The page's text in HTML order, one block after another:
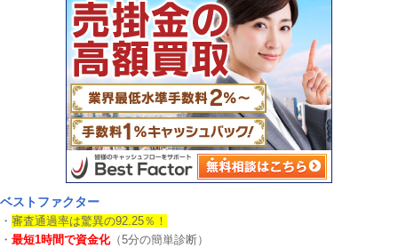
ベストファクター
・ 審査通過率は驚異の92.25％！
・ 最短1時間で資金化（5分の簡単診断）